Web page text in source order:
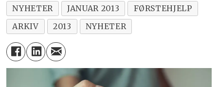
NYHETER JANUAR 2013
FØRSTEHJELP
ARKIV
2013 NYHETER